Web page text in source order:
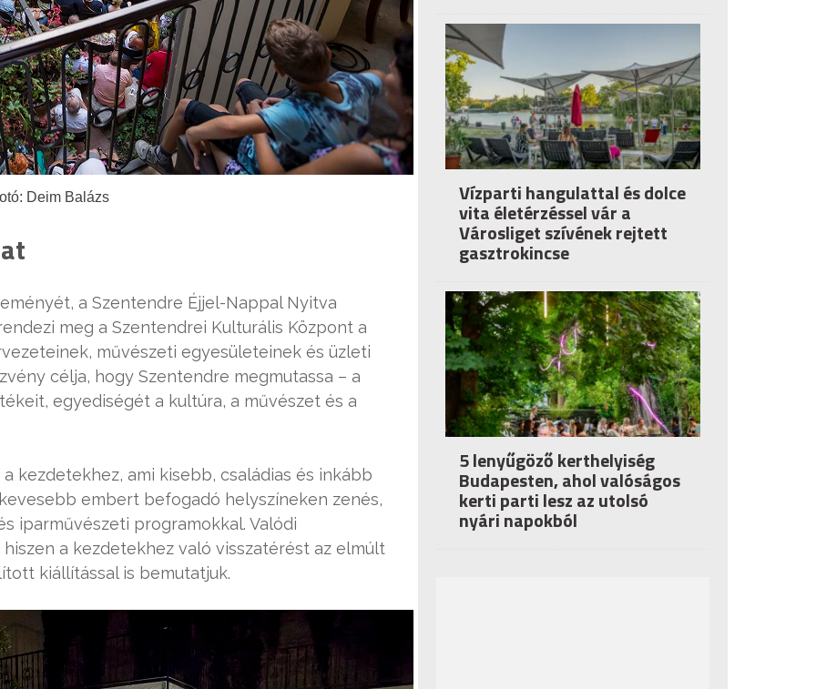
Deim Balázs
a Szentendre Éjjel-Nappal Nyitva
meg a Szentendrei Kulturális Központ a
művészeti egyesületeinek és üzleti
célja, hogy Szentendre megmutassa – a
egyediségét a kultúra, a művészet és a
kezdetekhez, ami kisebb, családias és inkább
embert befogadó helyszíneken zenés,
iparművészeti programokkal. Valódi
a kezdetekhez való visszatérést az elmúlt
kiállítással is bemutatjuk.
Vízparti hangulattal és dolce
vita életérzéssel vár a
Városliget szívének rejtett
gasztrokincse
5 lenyűgöző kerthelyiség
Budapesten, ahol valóságos
kerti parti lesz az utolsó
nyári napokból